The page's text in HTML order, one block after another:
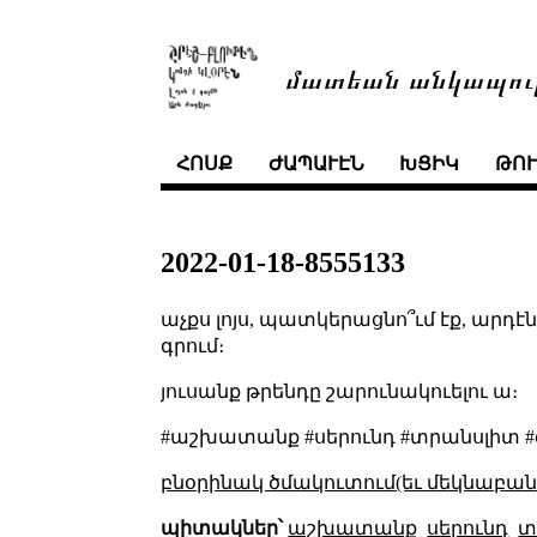
մատեան
ՀՈՍՔ ԺԱՊԱՒԷՆ ԽՑԻԿ
2022-01-18-8555133
աչքս լոյս, պատկերացնո՞ւմ էք,
գրում։
յուսանք թրենդը շարունակուելու ա։
#աշխատանք #սերունդ #տրանսլիտ
բնօրինակ ծմակուտում(եւ
պիտակներ՝ աշխատանք սերունդ